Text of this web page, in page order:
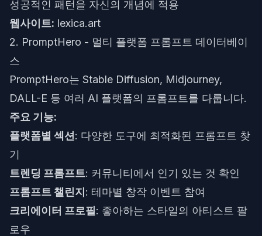
성공적인 패턴을 자신의 개념에 적용
웹사이트: lexica.art
2. PromptHero - 멀티 플랫폼 프롬프트 데이터베이
스
PromptHero는 Stable Diffusion, Midjourney,
DALL-E 등 여러 AI 플랫폼의 프롬프트를 다룹니다.
주요 기능:
플랫폼별 섹션 : 다양한 도구에 최적화된 프롬프트 찾
기
트렌딩 프롬프트: 커뮤니티에서 인기 있는 것 확인
프롬프트 챌린지 : 테마별 창작 이벤트 참여
크리에이터 프로필 : 좋아하는 스타일의 아티스트 팔
로우